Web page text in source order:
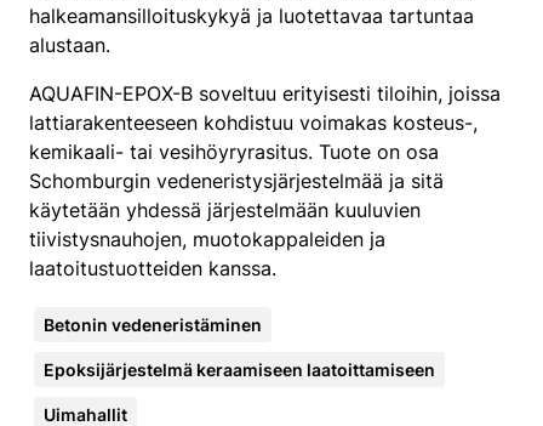
halkeamansilloituskykyä ja luotettavaa tartuntaa
alustaan.
AQUAFIN-EPOX-B soveltuu erityisesti tiloihin, joissa
lattiarakenteeseen kohdistuu voimakas kosteus-,
kemikaali- tai vesihöyryrasitus. Tuote on osa
Schomburgin vedeneristysjärjestelmää ja sitä
käytetään yhdessä järjestelmään kuuluvien
tiivistysnauhojen, muotokappaleiden ja
laatoitustuotteiden kanssa.
Betonin vedeneristäminen
Epoksijärjestelmä keraamiseen laatoittamiseen
Uimahallit